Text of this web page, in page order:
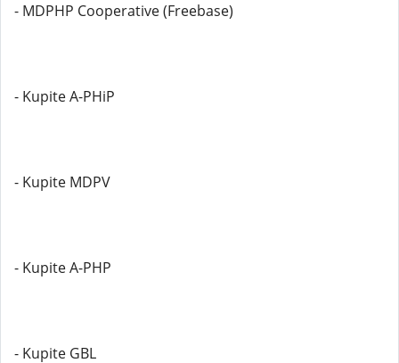
- MDPHP Cooperative (Freebase)
- Kupite A-PHiP
- Kupite MDPV
- Kupite A-PHP
- Kupite GBL